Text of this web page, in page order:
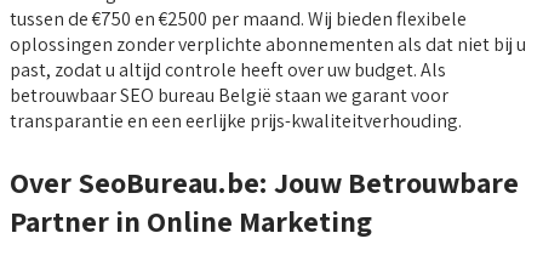
tussen de €750 en €2500 per maand. Wij bieden flexibele
oplossingen zonder verplichte abonnementen als dat niet bij u
past, zodat u altijd controle heeft over uw budget. Als
betrouwbaar SEO bureau België staan we garant voor
transparantie en een eerlijke prijs-kwaliteitverhouding.
Over SeoBureau.be: Jouw Betrouwbare
Partner in Online Marketing